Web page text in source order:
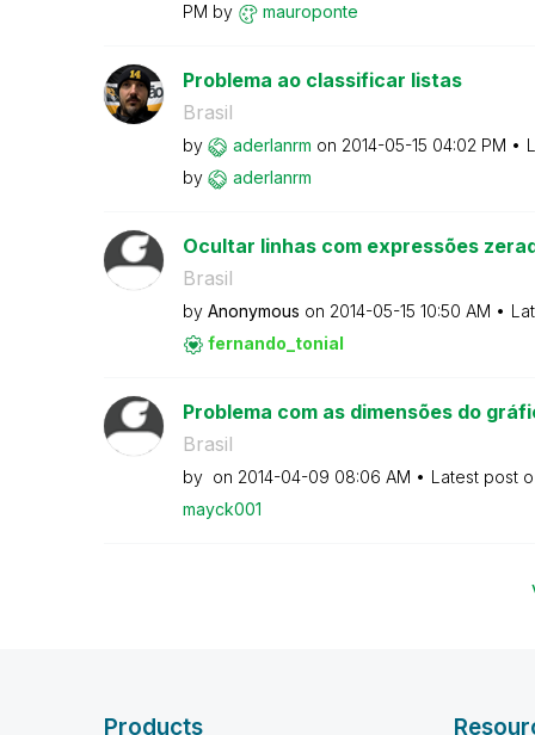
PM by mauroponte
Problema ao classificar listas
Brasil
by aderlanrm on ‎2014-05-15 04:02 PM
by
aderlanrm
Ocultar linhas com expressões
Brasil
by Anonymous on ‎2014-05-15 10:50 AM
fernando_tonial
Problema com as dimensões do
Brasil
by on ‎2014-04-09 08:06 AM
Latest post
mayck001
Products